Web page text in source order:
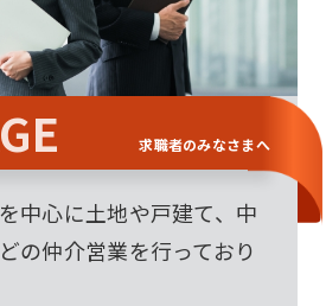
求職者のみなさまへ
中心に土地や戸建て、中
の仲介営業を行っており